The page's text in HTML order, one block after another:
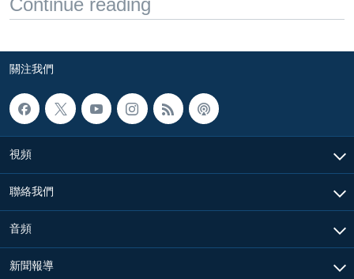
Continue reading
關注我們
視頻
聯絡我們
音頻
新聞報導